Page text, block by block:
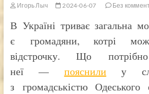
Игорь Лыч 2024-06-07 Без
В Україні триває загальна
є громадяни, котрі
відстрочку. Що
неї — пояснилиу
з громадськістю